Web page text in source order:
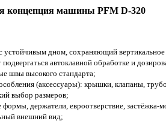
концепция машины PFM D-320
устойчивым дном, сохраняющий
автоклавной обработке и
швы высокого стандарта;
(аксессуары): крышки, клапаны,
выбор размеров;
формы, держатели, евроотверствие, застёжка-
внешний вид;